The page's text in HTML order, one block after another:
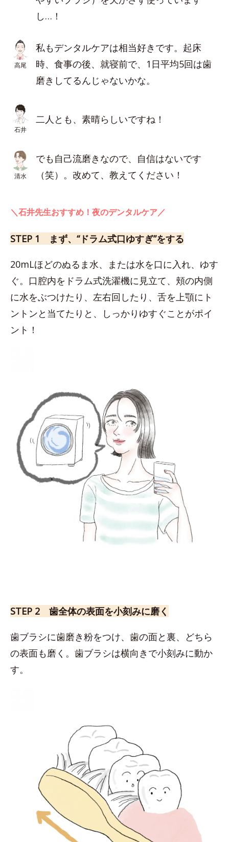
し…！
高尾
私もデンタルケアは相当好きです。起床
時、食事の後、就寝前で、1日平均5回は歯
磨きしてるんじゃないかな。
石井
二人とも、素晴らしいですね！
清水
でも自己流磨きなので、自信はないです
（笑）。改めて、教えてください！
＼石井先生おすすめ！夜のデンタルケア／
STEP 1 まず、“ドラム式口ゆすぎ”をする
20mLほどのぬるま水、または水を口に入れ、ゆす
ぐ。口腔内をドラム式洗濯機に見立て、頬の内側
に水をぶつけたり、左右回したり、舌を上顎にト
ントンと当てたりと、しっかりゆすぐことがポイ
ント！
STEP 2 歯全体の表面を小刻みに磨く
歯ブラシに歯磨き粉をつけ、歯の面と裏、どちら
の表面も磨く。歯ブラシは横向きで小刻みに動か
す。